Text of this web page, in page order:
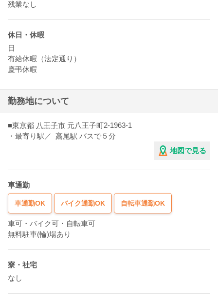
残業なし
休日・休暇
日
有給休暇（法定通り）
慶弔休暇
勤務地について
■東京都 八王子市 元八王子町2-1963-1
・最寄り駅／ 高尾駅 バスで５分
地図で見る
車通勤
車通勤OK バイク通勤OK 自転車通勤OK
車可・バイク可・自転車可
無料駐車(輪)場あり
寮・社宅
なし